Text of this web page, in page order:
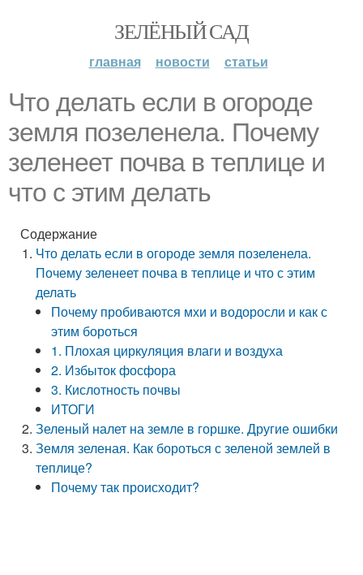
ЗЕЛЁНЫЙ САД
главная новости статьи
Что делать если в огороде
земля позеленела. Почему
зеленеет почва в теплице и
что с этим делать
Содержание
Что делать если в огороде земля позеленела.
Почему зеленеет почва в теплице и что с этим
делать
Почему пробиваются мхи и водоросли и как с
этим бороться
1. Плохая циркуляция влаги и воздуха
2. Избыток фосфора
3. Кислотность почвы
ИТОГИ
Зеленый налет на земле в горшке. Другие ошибки
Земля зеленая. Как бороться с зеленой землей в
теплице?
Почему так происходит?